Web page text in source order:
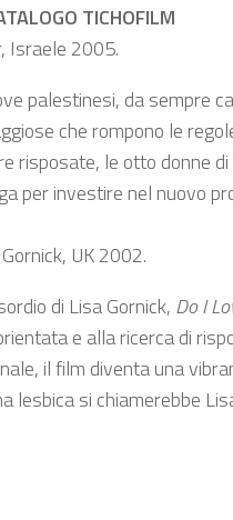
TICHOFILM
Israele 2005.
palestinesi, da sempre
che rompono le
risposate, le otto donne
per investire nel nuovo
UK 2002.
di Lisa Gornick, Do I
e alla ricerca di
il film diventa una
lesbica si chiamerebbe